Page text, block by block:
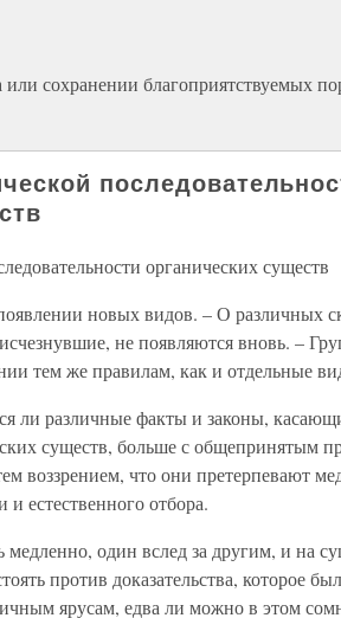
сохранении благоприятствуемых
органических существ
новых видов. – О различных
не появляются вновь. –
тем же правилам, как и отдельные
ли различные факты и законы,
существ, больше с общепринятым
воззрением, что они претерпевают
естественного отбора.
один вслед за другим, и на
против доказательства, которое
ярусам, едва ли можно в этом